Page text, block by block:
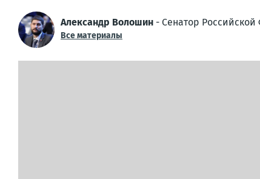
Александр Волошин - Сенатор Российской
Все материалы